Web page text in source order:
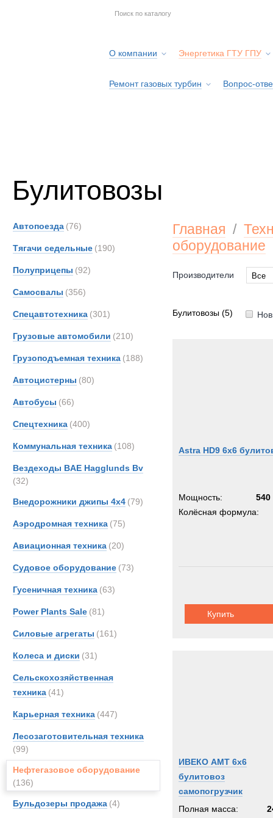
О компании Энергетика ГТУ ГПУ
Ремонт газовых турбин Вопрос-
Булитовозы
Автопоезда (76)
Тягачи седельные (190)
Полуприцепы (92)
Самосвалы (356)
Спецавтотехника (301)
Грузовые автомобили (210)
Грузоподъемная техника (188)
Автоцистерны (80)
Автобусы (66)
Спецтехника (400)
Коммунальная техника (108)
Вездеходы BAE Hagglunds Bv
(32)
Внедорожники джипы 4х4 (79)
Аэродромная техника (75)
Авиационная техника (20)
Судовое оборудование (73)
Гусеничная техника (63)
Power Plants Sale (81)
Силовые агрегаты (161)
Колеса и диски (31)
Сельскохозяйственная
техника (41)
Карьерная техника (447)
Лесозаготовительная техника
(99)
Нефтегазовое оборудование
(136)
Бульдозеры продажа (4)
Главная /
оборудование
Производители
Все
Astra
Булитовозы (5)
Astra HD9 6x6
Мощность:
540
Колёсная формула:
Купить
ИВЕКО AMT 6х6
булитовоз
самопогрузчик
Полная масса: